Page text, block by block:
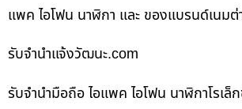
แพค ไอโฟน นาฬิกา และ ของแบรนด์เนมต่
รับจํานําแจ้งวัฒนะ.com
รับจำนำมือถือ ไอแพค ไอโฟน นาฬิกาโรเล็